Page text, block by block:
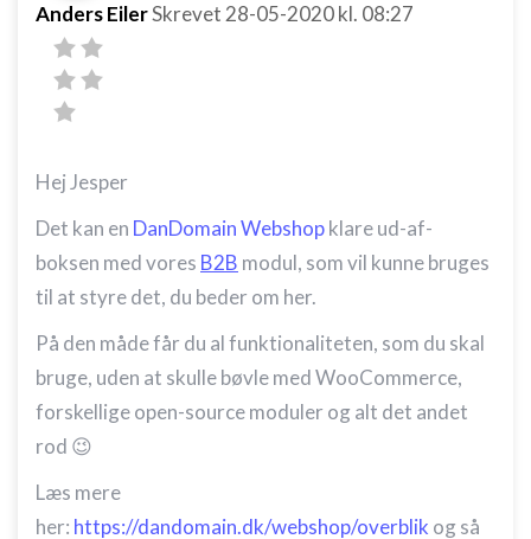
Anders EilerSkrevet 28-05-2020kl. 08:27
Hej Jesper
Det kan en DanDomain Webshopklare ud-af-
boksen med vores B2B modul, som vil kunne bruges
til at styre det, du beder om her.
På den måde får du al funktionaliteten, som du skal
bruge, uden at skulle bøvle med WooCommerce,
forskellige open-source moduler og alt det andet
rod 😉
Læs mere
her: https://dandomain.dk/webshop/overblik og så